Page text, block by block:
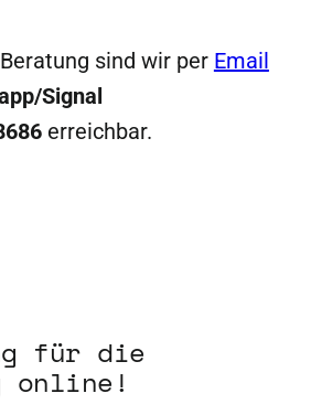
sind wir per Email
Signal
erreichbar.
für die
online!